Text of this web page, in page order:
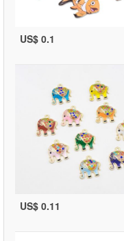
US$ 0.1
US$ 0.11